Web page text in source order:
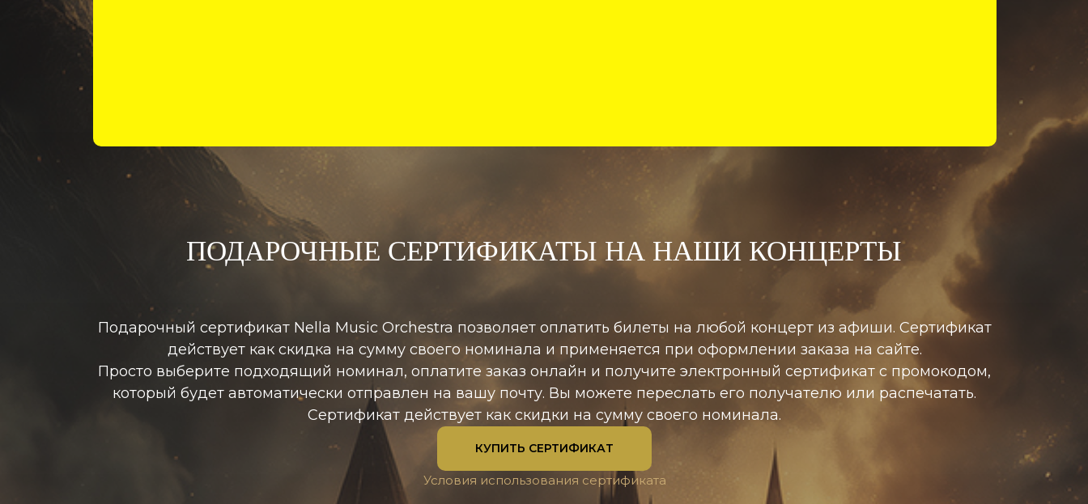
Подарочный сертификат Nella Music Orchestra позволяет оплатить билеты на любой концерт из афиши. Сертификат
действует как скидка на сумму своего номинала и применяется при оформлении заказа на сайте.
Просто выберите подходящий номинал, оплатите заказ онлайн и получите электронный сертификат с промокодом,
который будет автоматически отправлен на вашу почту. Вы можете переслать его получателю или распечатать.
Сертификат действует как скидки на сумму своего номинала.
КУПИТЬ СЕРТИФИКАТ
Условия использования сертификата
ПОДАРОЧНЫЕ СЕРТИФИКАТЫ НА НАШИ КОНЦЕРТЫ